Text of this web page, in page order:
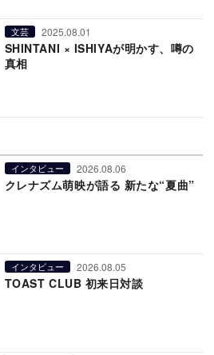
文芸 2025.08.01
SHINTANI × ISHIYAが明かす、噂の
真相
インタビュー 2026.08.06
クレナズム萌映が語る 新たな“夏曲”
インタビュー 2026.08.05
TOAST CLUB 初来日対談